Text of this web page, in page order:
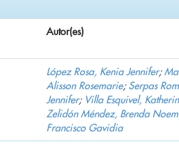
Autor(es)
López Rosa, Kenia Jennifer;
Alisson Rosemarie; Serpas
Jennifer; Villa Esquivel,
Zelidón Méndez, Brenda
Francisco Gavidia